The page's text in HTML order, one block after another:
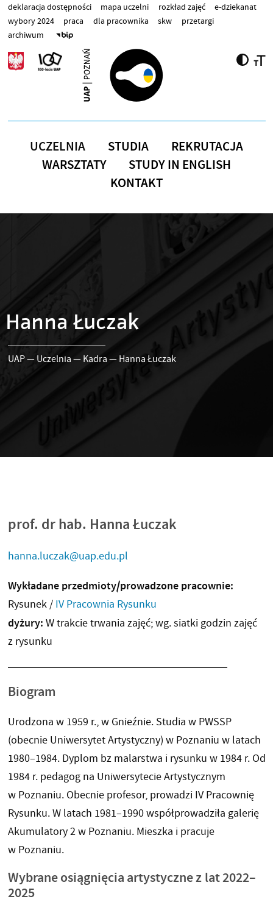
Przejdź do treści
deklaracja dostępności mapa uczelni rozkład zajęć
e-dziekanat
wybory 2024
praca dla pracownika skw
przetargi
archiwum
UCZELNIA STUDIA
REKRUTACJA
WARSZTATY
STUDY IN ENGLISH
KONTAKT
Hanna Łuczak
UAP— Uczelnia — Kadra — Hanna Łuczak
prof. dr hab. Hanna Łuczak
hanna.luczak@uap.edu.pl
Wykładane przedmioty/prowadzone pracownie:
Rysunek / IV Pracownia Rysunku
dyżury: W trakcie trwania zajęć; wg. siatki godzin zajęć
z rysunku
Biogram
Urodzona w 1959 r., w Gnieźnie. Studia w PWSSP
(obecnie Uniwersytet Artystyczny) w Poznaniu w latach
1980–1984. Dyplom bz malarstwa i rysunku w 1984 r. Od
1984 r. pedagog na Uniwersytecie Artystycznym
w Poznaniu. Obecnie profesor, prowadzi IV Pracownię
Rysunku. W latach 1981–1990 współprowadziła galerię
Akumulatory 2 w Poznaniu. Mieszka i pracuje
w Poznaniu.
Wybrane osiągnięcia artystyczne z lat 2022–
2025